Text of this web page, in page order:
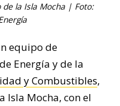
la Isla Mocha | Foto:
equipo de
Energía y de la
y Combustibles,
Isla Mocha, con el